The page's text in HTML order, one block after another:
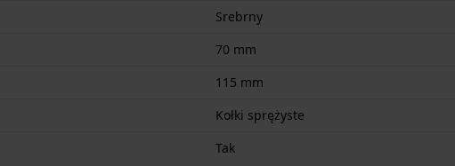
Srebrny
70 mm
115 mm
Kołki sprężyste
Tak